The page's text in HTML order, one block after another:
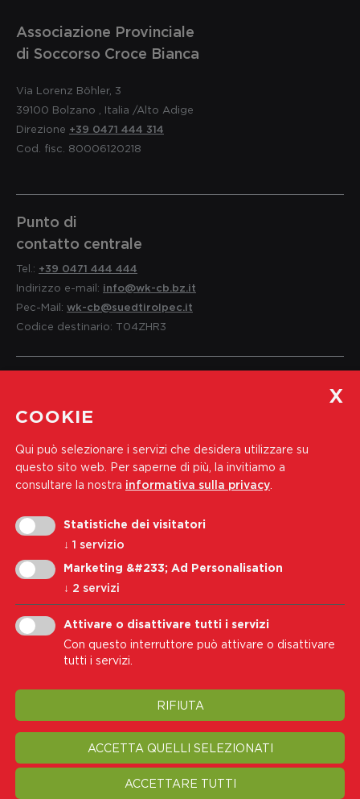
Associazione Provinciale
di Soccorso Croce Bianca
Via Lorenz Böhler, 3
39100 Bolzano Italia /Alto Adige
Direzione +39 0471 444 314
Cod. fisc. 80006120218
Punto di
contatto centrale
Tel.: +39 0471 444 444
Indirizzo e-mail: info@wk-cb.bz.it
Pec-Mail: wk-cb@suedtirolpec.it
Codice destinario: T04ZHR3
e informazioni
Tel.:
Indirizzo e-mail:
soci@wk-cb.bz.it
Iscriviti alla nostra newsletter
Indirizzo e-mail
Iscriviti
Accetto iInformativa sulla privacy
Cookie Policy
Modifica impostazione cookie
COOKIE
Qui può selezionare i servizi che desidera utilizzare su
questo sito web. Per saperne di più, la invitiamo a
consultare la nostra informativa sulla privacy
Statistiche dei visitatori
↓ 1 servizio
Marketing &#233; Ad Personalisation
↓ 2 servizi
Attivare o disattivare tutti i servizi
Con questo interruttore può attivare o disattivare
tutti i servizi.
RIFIUTA
ACCETTA QUELLI SELEZIONATI
ACCETTARE TUTTI